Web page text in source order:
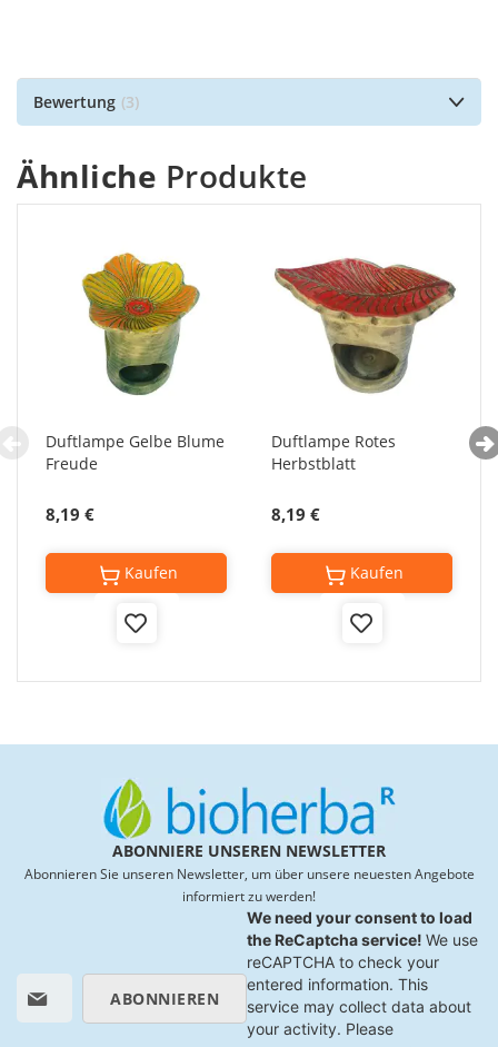
Bewertung 3
Ähnliche Produkte
Duftlampe Gelbe Blume
Freude
8,19 €
Add
Kaufen
Duftlampe Rotes
Herbstblatt
8,19 €
Add
Kaufen
ABONNIERE UNSEREN NEWSLETTER
Abonnieren Sie unseren Newsletter, um über unsere neuesten Angebote
informiert zu werden!
l
ABONNIEREN
We need your consent to load
the ReCaptcha service! We use
reCAPTCHA to check your
entered information. This
service may collect data about
your activity. Please